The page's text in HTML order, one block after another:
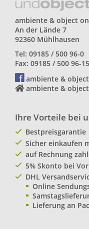
ambiente & object
An der Lände 7
92360 Mühlhausen
Tel: 09185 / 500 96-0
Fax: 09185 / 500 96-15
ambiente &
ambiente &
Ihre Vorteile bei
Bestpreisgarantie
Sicher einkaufen
auf Rechnung
5% Skonto bei
DHL
Online
Lieferung an